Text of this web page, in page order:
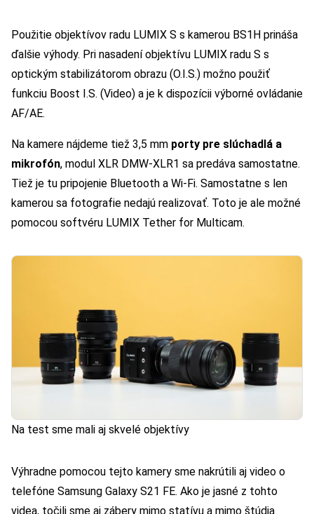
Použitie objektívov radu LUMIX S s kamerou BS1H prináša
ďalšie výhody. Pri nasadení objektívu LUMIX radu S s
optickým stabilizátorom obrazu (O.I.S.) možno použiť
funkciu Boost I.S. (Video) a je k dispozícii výborné ovládanie
AF/AE.
Na kamere nájdeme tiež 3,5 mm porty pre slúchadlá a
mikrofón, modul XLR DMW-XLR1 sa predáva samostatne.
Tiež je tu pripojenie Bluetooth a Wi-Fi. Samostatne s len
kamerou sa fotografie nedajú realizovať. Toto je ale možné
pomocou softvéru LUMIX Tether for Multicam.
Na test sme mali aj skvelé objektívy
Výhradne pomocou tejto kamery sme nakrútili aj video o
telefóne Samsung Galaxy S21 FE. Ako je jasné z tohto
videa, točili sme aj zábery mimo statívu a mimo štúdia.